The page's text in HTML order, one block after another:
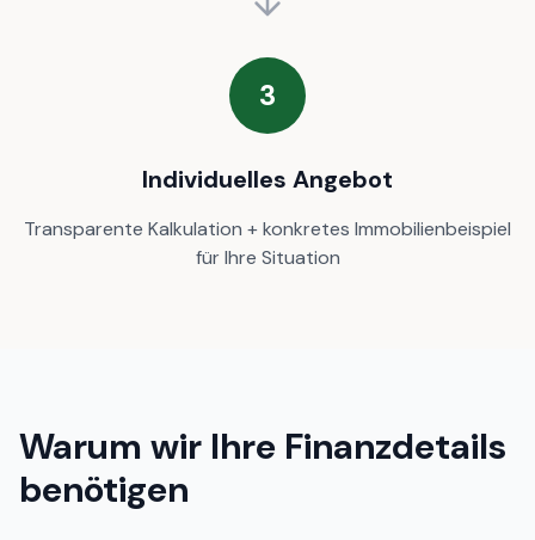
3
Individuelles Angebot
Transparente Kalkulation + konkretes Immobilienbeispiel
für Ihre Situation
Warum wir Ihre Finanzdetails
benötigen